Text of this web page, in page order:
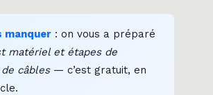
manquer : on vous a préparé
matériel et étapes de
de câbles— c’est gratuit, en